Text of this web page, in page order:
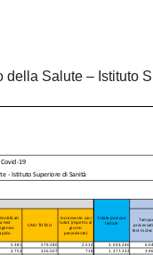
Salute – Istituto